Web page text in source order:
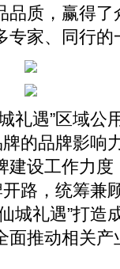
品质，赢得
专家、同行的
礼遇”区域公
的品牌影响
建设工作力
路，统筹兼
城礼遇”打造
面推动相关